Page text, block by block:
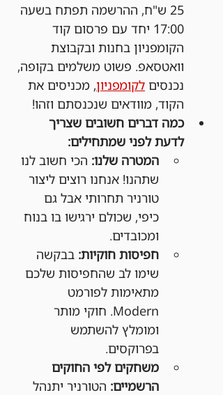
25 ש"ח, ההרשמה תפתח בשעה
17:00 יחד עם פרסום קוד
הקומפניון בחנות ובקבוצת
וואטסאפ. פשוט משלמים בקופה,
נכנסים לקומפניון, מכניסים את
הקוד, מוודאים שנכנסתם וזהו!
כמה דברים חשובים שצריך
לדעת לפני שמתחילים:
המטרה שלנו: הכי חשוב לנו
שתהנו! אנחנו רוצים ליצור
טורניר תחרותי אבל גם
כיפי, שכולם ירגישו בו בנוח
ומכובדים.
חפיסות חוקיות: בבקשה
שימו לב שהחפיסות שלכם
מתאימות לפורמט
Modern. חוקי מותר
ומומלץ להשתמש
בפרוקסים.
משחקים לפי החוקים
הרשמיים: הטורניר יתנהל